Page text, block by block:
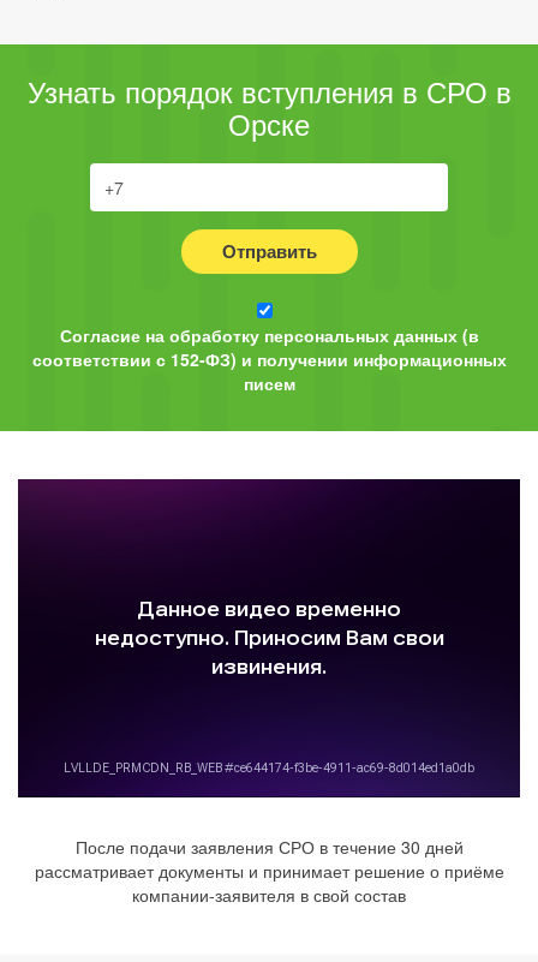
Узнать порядок вступления в СРО в
Орске
Отправить
Согласие на обработку персональных данных (в
соответствии с 152-ФЗ) и получении информационных
писем
После подачи заявления СРО в течение 30 дней
рассматривает документы и принимает решение о приёме
компании-заявителя в свой состав